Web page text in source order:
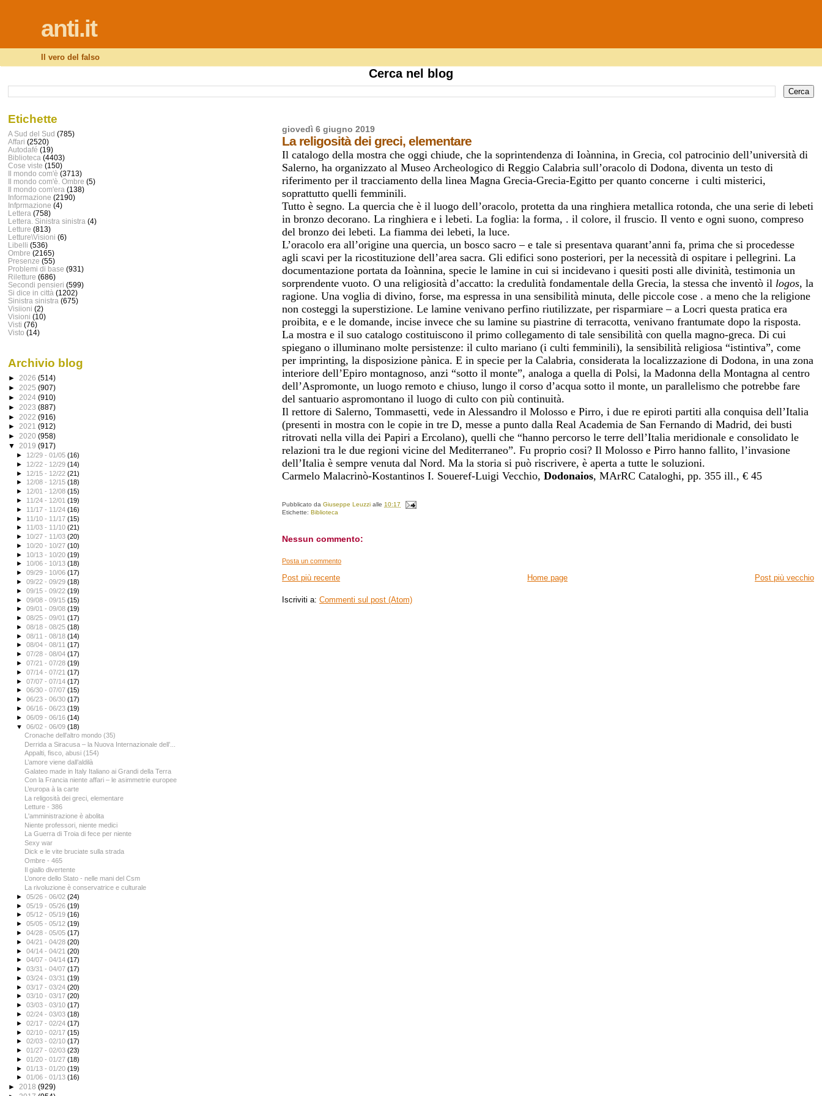
anti.it
Il vero del falso
Cerca nel blog
giovedì 6 giugno 2019
La religosità dei greci, elementare
Il catalogo della mostra che oggi chiude, che la soprintendenza di Ioànnina, in Grecia, col patrocinio dell’università di
Salerno, ha organizzato al Museo Archeologico di Reggio Calabria sull’oracolo di Dodona, diventa un testo di
riferimento per il tracciamento della linea Magna Grecia-Grecia-Egitto per quanto concerne i culti misterici,
soprattutto quelli femminili.
Tutto è segno. La quercia che è il luogo dell’oracolo, protetta da una ringhiera metallica rotonda, che una serie di lebeti
in bronzo decorano. La ringhiera e i lebeti. La foglia: la forma, . il colore, il fruscio. Il vento e ogni suono, compreso
del bronzo dei lebeti. La fiamma dei lebeti, la luce.
L’oracolo era all’origine una quercia, un bosco sacro – e tale si presentava quarant’anni fa, prima che si procedesse
agli scavi per la ricostituzione dell’area sacra. Gli edifici sono posteriori, per la necessità di ospitare i pellegrini. La
documentazione portata da Ioànnina, specie le lamine in cui si incidevano i quesiti posti alle divinità, testimonia un
sorprendente vuoto. O una religiosità d’accatto: la credulità fondamentale della Grecia, la stessa che inventò il logos, la
ragione. Una voglia di divino, forse, ma espressa in una sensibilità minuta, delle piccole cose . a meno che la religione
non costeggi la superstizione. Le lamine venivano perfino riutilizzate, per risparmiare – a Locri questa pratica era
proibita, e e le domande, incise invece che su lamine su piastrine di terracotta, venivano frantumate dopo la risposta.
La mostra e il suo catalogo costituiscono il primo collegamento di tale sensibilità con quella magno-greca. Di cui
spiegano o illuminano molte persistenze: il culto mariano (i culti femminili), la sensibilità religiosa “istintiva”, come
per imprinting, la disposizione pànica. E in specie per la Calabria, considerata la localizzazione di Dodona, in una zona
interiore dell’Epiro montagnoso, anzi “sotto il monte”, analoga a quella di Polsi, la Madonna della Montagna al centro
dell’Aspromonte, un luogo remoto e chiuso, lungo il corso d’acqua sotto il monte, un parallelismo che potrebbe fare
del santuario aspromontano il luogo di culto con più continuità.
Il rettore di Salerno, Tommasetti, vede in Alessandro il Molosso e Pirro, i due re epiroti partiti alla conquisa dell’Italia
(presenti in mostra con le copie in tre D, messe a punto dalla Real Academia de San Fernando di Madrid, dei busti
ritrovati nella villa dei Papiri a Ercolano), quelli che “hanno percorso le terre dell’Italia meridionale e consolidato le
relazioni tra le due regioni vicine del Mediterraneo”. Fu proprio cosi? Il Molosso e Pirro hanno fallito, l’invasione
dell’Italia è sempre venuta dal Nord. Ma la storia si può riscrivere, è aperta a tutte le soluzioni.
Carmelo Malacrinò-Kostantinos I. Soueref-Luigi Vecchio,Dodonaios, MArRC Cataloghi, pp. 355 ill., € 45
Pubblicato daGiuseppe Leuzzi alle 10:17
Etichette:Biblioteca
Nessun commento:
Posta un commento
Post più recente Post più vecchio
Home page
Iscriviti a:Commenti sul post (Atom)
Etichette
A Sud del Sud (785)
Affari (2520)
Autodafé (19)
Biblioteca (4403)
Cose viste (150)
Il mondo com'è (3713)
Il mondo com'è. Ombre (5)
Il mondo com'era (138)
Informazione (2190)
Infprmazione (4)
Lettera (758)
Lettera. Sinistra sinistra (4)
Letture (813)
Letture\Visioni (6)
Libelli (536)
Ombre (2165)
Presenze (55)
Problemi di base (931)
Riletture (686)
Secondi pensieri (599)
Si dice in città (1202)
Sinistra sinistra (675)
Visiioni (2)
Visioni (10)
Visti (76)
Visto (14)
Archivio blog
► 2026 (514)
► 2025 (907)
► 2024 (910)
► 2023 (887)
► 2022 (916)
► 2021 (912)
► 2020 (958)
▼ 2019 (917)
► 12/29 - 01/05(16)
► 12/22 - 12/29(14)
► 12/15 - 12/22(21)
► 12/08 - 12/15(18)
► 12/01 - 12/08(15)
► 11/24 - 12/01(19)
► 11/17 - 11/24(16)
► 11/10 - 11/17(15)
► 11/03 - 11/10(21)
► 10/27 - 11/03(20)
► 10/20 - 10/27(10)
► 10/13 - 10/20(19)
► 10/06 - 10/13(18)
►09/29 - 10/06(17)
►09/22 - 09/29(18)
►09/15 - 09/22(19)
►09/08 - 09/15(15)
►09/01 - 09/08(19)
►08/25 - 09/01(17)
►08/18 - 08/25(18)
►08/11 - 08/18(14)
►08/04 - 08/11(17)
►07/28 - 08/04(17)
►07/21 - 07/28(19)
►07/14 - 07/21(17)
►07/07 - 07/14(17)
►06/30 - 07/07(15)
►06/23 - 06/30(17)
►06/16 - 06/23(19)
►06/09 - 06/16(14)
▼06/02 - 06/09(18)
Cronache dell'altro mondo (35)
Derrida a Siracusa – la Nuova Internazionale dell’...
Appalti, fisco, abusi (154)
L’amore viene dall’aldilà
Galateo made in Italy Italiano ai Grandi della Terra
Con la Francia niente affari – le asimmetrie europee
L’europa à la carte
La religosità dei greci, elementare
Letture - 386
L'amministrazione è abolita
Niente professori, niente medici
La Guerra di Troia di fece per niente
Sexy war
Dick e le vite bruciate sulla strada
Ombre - 465
Il giallo divertente
L’onore dello Stato - nelle mani del Csm
La rivoluzione è conservatrice e culturale
►05/26 - 06/02(24)
►05/19 - 05/26(19)
►05/12 - 05/19(16)
►05/05 - 05/12(19)
►04/28 - 05/05(17)
►04/21 - 04/28(20)
►04/14 - 04/21(20)
►04/07 - 04/14(17)
►03/31 - 04/07(17)
►03/24 - 03/31(19)
►03/17 - 03/24(20)
►03/10 - 03/17(20)
►03/03 - 03/10(17)
►02/24 - 03/03(18)
►02/17 - 02/24(17)
►02/10 - 02/17(15)
►02/03 - 02/10(17)
►01/27 - 02/03(23)
►01/20 - 01/27(18)
►01/13 - 01/20(19)
►01/06 - 01/13(16)
► 2018 (929)